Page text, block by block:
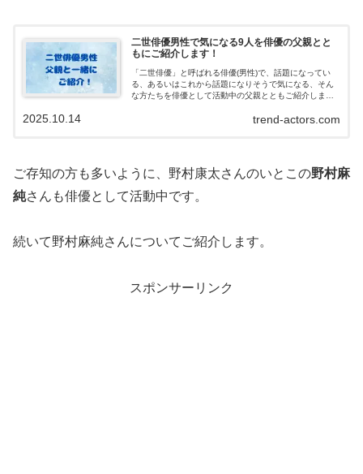
二世俳優男性で気になる9人を俳優の父親とと
もにご紹介します！
「二世俳優」と呼ばれる俳優(男性)で、話題になってい
る、あるいはこれから話題になりそうで気になる、そん
な方たちを俳優として活動中の父親とともご紹介しま
trend-actors.com
2025.10.14
ご存知の方も多いように、野村康太さんのいとこの野村麻
純さんも俳優として活動中です。
続いて野村麻純さんについてご紹介します。
スポンサーリンク